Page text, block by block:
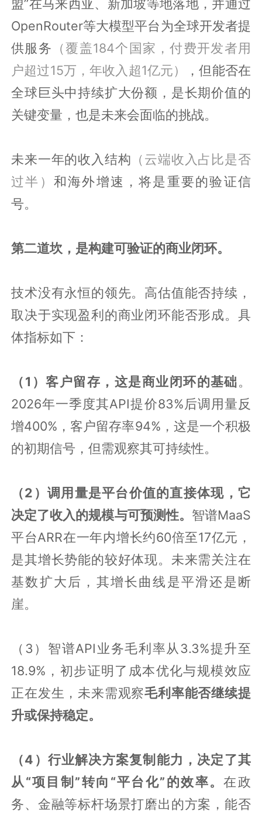
盟”在马来西亚、新加坡等地落地，并通过
OpenRouter等大模型平台为全球开发者提
供服务 （覆盖184个国家，付费开发者用
户超过15万，年收入超1亿元）
，但能否在
全球巨头中持续扩大份额，是长期价值的
关键变量，也是未来会面临的挑战。
未来一年的收入结构 （云端收入占比是否
过半） 和海外增速，将是重要的验证信
号。
第二道坎，是构建可验证的商业闭环。
技术没有永恒的领先。高估值能否持续，
取决于实现盈利的商业闭环能否形成。具
体指标如下：
（1）客户留存，这是商业闭环的基础。
2026年一季度其API提价83%后调用量反
增400%，客户留存率94%，这是一个积极
的初期信号，但需观察其可持续性。
（2）调用量是平台价值的直接体现，它
决定了收入的规模与可预测性。 智谱MaaS
平台ARR在一年内增长约60倍至17亿元，
是其增长势能的较好体现。未来需关注在
基数扩大后，其增长曲线是平滑还是断
崖。
（3）智谱API业务毛利率从3.3%提升至
18.9%，初步证明了成本优化与规模效应
正在发生，未来需观察毛利率能否继续提
升或保持稳定。
（4）行业解决方案复制能力，决定了其
从“项目制”转向“平台化”的效率。在政
务、金融等标杆场景打磨出的方案，能否